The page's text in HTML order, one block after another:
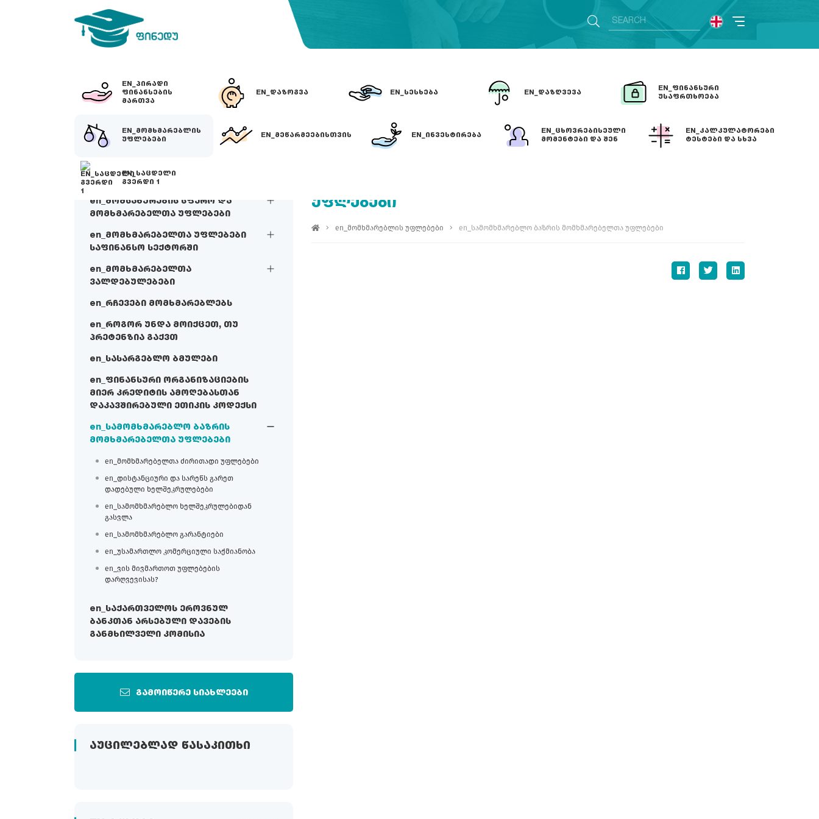
EN_ᲞᲘᲠᲐᲓᲘ
ᲤᲘᲜᲐᲜᲡᲔᲑᲘᲡ
ᲛᲐᲠᲗᲕᲐ
EN_ᲓᲐᲖᲝᲒᲕᲐ EN_ᲡᲔᲡᲮᲔᲑᲐ EN_ᲓᲐᲖᲦᲕᲔᲕᲐ
EN_ᲤᲘᲜᲐᲜᲡᲣᲠᲘ
ᲣᲡᲐᲤᲠᲗᲮᲝᲔᲑᲐ
EN_ᲛᲝᲛᲮᲛᲐᲠᲔᲑᲚᲘᲡ
ᲣᲤᲚᲔᲑᲔᲑᲘ
EN_ᲛᲔᲬᲐᲠᲛᲔᲔᲑᲘᲡᲗᲕᲘᲡ EN_ᲘᲜᲕᲔᲡᲢᲘᲠᲔᲑᲐ
EN_ᲪᲮᲝᲕᲠᲔᲑᲘᲡᲔᲣᲚᲘ
ᲛᲝᲛᲔᲜᲢᲔᲑᲘ ᲓᲐ ᲨᲔᲜ
EN_ᲙᲐᲚᲙᲣᲚᲐᲢᲝᲠᲔᲑᲘ
ᲢᲔᲡᲢᲔᲑᲘ ᲓᲐ ᲡᲮᲕᲐ
EN_ᲡᲐᲪᲓᲔᲚᲘ
ᲒᲕᲔᲠᲓᲘ 1
en_მომსახურების სფერო და
მომხმარებელთა უფლებები
en_მომხმარებელთა უფლებები
საფინანსო სექტორში
en_მომხმარებელთა
ვალდებულებები
en_რჩევები მომხმარებლებს
en_როგორ უნდა მოიქცეთ, თუ
პრეტენზია გაქვთ
en_სასარგებლო ბმულები
en_ფინანსური ორგანიზაციების
მიერ კრედიტის ამოღებასთან
დაკავშირებული ეთიკის კოდექსი
en_სამომხმარებლო ბაზრის
მომხმარებელთა უფლებები
en_მომხმარებელთა ძირითადი უფლებები
en_დისტანციური და სარეწს გარეთ
დადებული ხელშეკრულებები
en_სამომხმარებლო ხელშეკრულებიდან
გასვლა
en_სამომხმარებლო გარანტიები
en_უსამართლო კომერციული საქმიანობა
en_ვის მივმართოთ უფლებების
დარღვევისას?
en_საქართველოს ეროვნულ
ბანკთან არსებული დავების
განმხილველი კომისია
გამოიწერე სიახლეები
ᲐᲣᲪᲘᲚᲔᲑᲚᲐᲓ ᲬᲐᲡᲐᲙᲘᲗᲮᲘ
ᲣᲤᲚᲔᲑᲔᲑᲘ
en_მომხმარებლის უფლებები en_სამომხმარებლო ბაზრის მომხმარებელთა უფლებები